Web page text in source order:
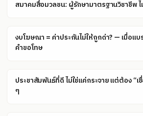
สมาคมสื่อมวลชน: ผู้รักษามาตรฐานวิชาชีพ ไ
งบโฆษณา = ค่าประกันไม่ให้ถูกด่า? — เมื่อแ
คำขอโทษ
ประชาสัมพันธ์ที่ดี ไม่ใช่แค่กระจาย แต่ต้อง “
ๆ